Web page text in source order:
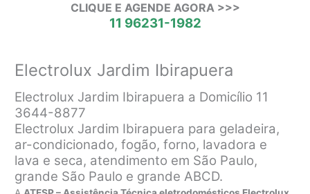
CLIQUE E AGENDE AGORA >>>
11 96231-1982
Electrolux Jardim Ibirapuera
Electrolux Jardim Ibirapuera a Domicílio 11
3644-8877
Electrolux Jardim Ibirapuera para geladeira,
ar-condicionado, fogão, forno, lavadora e
lava e seca, atendimento em São Paulo,
grande São Paulo e grande ABCD.